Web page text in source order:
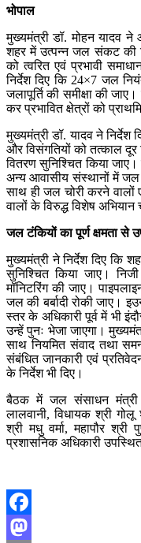
भोपाल
मुख्यमंत्री डॉ. मोहन यादव
शहर में उत्पन्न जल संकट की
को त्वरित एवं प्रभावी
निर्देश दिए कि 24×7 जल
जलापूर्ति की समीक्षा की
कर प्रभावित क्षेत्रों को
मुख्यमंत्री डॉ. यादव ने
और विसंगतियों को तत्काल
वितरण सुनिश्चित किया जाए।
अन्य आवासीय संस्थानों में जल
साथ ही जल चोरी करने
वालों के विरुद्ध विशेष
जल टंकियों का पूर्ण क्षमता से
मुख्यमंत्री ने निर्देश दिए कि
सुनिश्चित किया जाए।
मॉनिटरिंग की जाए।
जल की बर्बादी रोकी जाए।
स्तर के अधिकारी पूर्व में भी
उन्हें पुनः भेजा जाएगा।
साथ नियमित संवाद तथा
संबंधित जानकारी एवं
के निर्देश भी दिए।
बैठक में जल संसाधन मंत्री
लालवानी, विधायक श्री गोलू
श्री मधु वर्मा, महापौर श्री
प्रशासनिक अधिकारी
Facebook